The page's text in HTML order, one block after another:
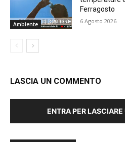
Ambiente
Ferragosto
6 Agosto 2026
LASCIA UN COMMENTO
ENTRA PER